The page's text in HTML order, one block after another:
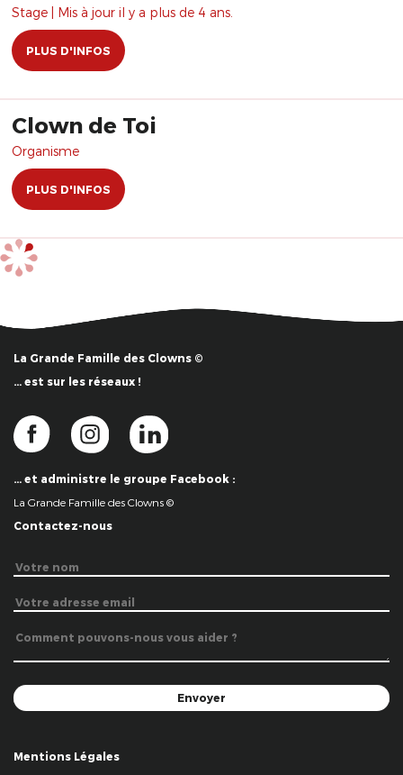
Stage | Mis à jour il y a plus de 4 ans.
PLUS D'INFOS
Clown de Toi
Organisme
PLUS D'INFOS
La Grande Famille des Clowns ©
… est sur les réseaux !
… et administre le groupe Facebook :
La Grande Famille des Clowns ©
Contactez-nous
Mentions Légales